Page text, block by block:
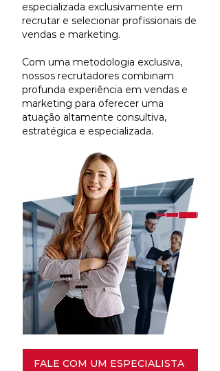
especializada exclusivamente em
recrutar e selecionar profissionais de
vendas e marketing.
Com uma metodologia exclusiva,
nossos recrutadores combinam
profunda experiência em vendas e
marketing para oferecer uma
atuação altamente consultiva,
estratégica e especializada.
FALE COM UM ESPECIALISTA